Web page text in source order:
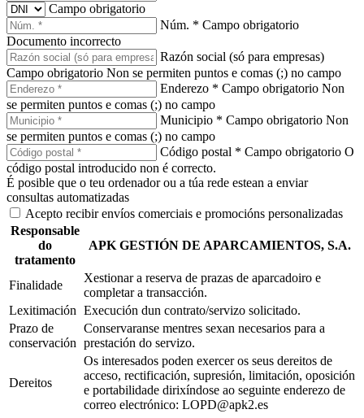
Campo obrigatorio
Núm. * Campo obrigatorio
Documento incorrecto
Razón social (só para empresas)
Campo obrigatorio Non se permiten puntos e comas (;) no campo
Enderezo * Campo obrigatorio Non
se permiten puntos e comas (;) no campo
Municipio * Campo obrigatorio Non
se permiten puntos e comas (;) no campo
Código postal * Campo obrigatorio O
código postal introducido non é correcto.
É posible que o teu ordenador ou a túa rede estean a enviar
consultas automatizadas
Acepto recibir envíos comerciais e promocións personalizadas
Responsable
do
tratamento
APK GESTIÓN DE APARCAMIENTOS, S.A.
Finalidade
Xestionar a reserva de prazas de aparcadoiro e
completar a transacción.
Lexitimación Execución dun contrato/servizo solicitado.
Prazo de
conservación
Conservaranse mentres sexan necesarios para a
prestación do servizo.
Dereitos
Os interesados poden exercer os seus dereitos de
acceso, rectificación, supresión, limitación, oposición
e portabilidade dirixíndose ao seguinte enderezo de
correo electrónico: LOPD@apk2.es